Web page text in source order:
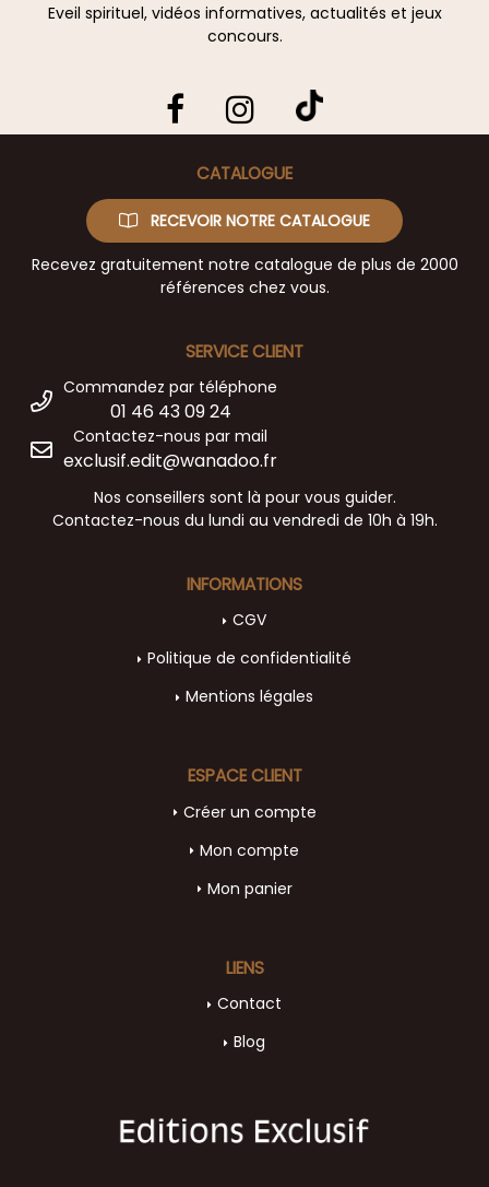
Eveil spirituel, vidéos informatives, actualités et jeux
concours.
CATALOGUE
RECEVOIR NOTRE CATALOGUE
Recevez gratuitement notre catalogue de plus de 2000
références chez vous.
SERVICE CLIENT
Commandez par téléphone
01 46 43 09 24
Contactez-nous par mail
exclusif.edit@wanadoo.fr
Nos conseillers sont là pour vous guider.
Contactez-nous du lundi au vendredi de 10h à 19h.
INFORMATIONS
CGV
Politique de confidentialité
Mentions légales
LIENS
Contact
Blog
ESPACE CLIENT
Créer un compte
Mon compte
Mon panier